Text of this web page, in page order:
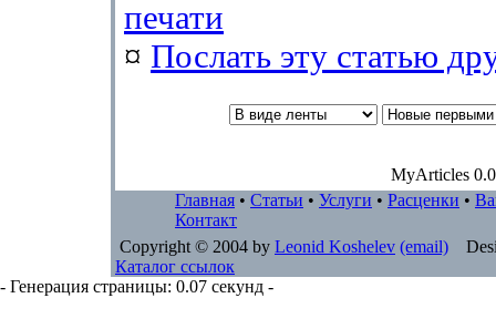
печати
¤ Послать эту cтатью
MyArticles
Главная • Статьи • Услуги • Расценки •
Контакт
Copyright © 2004 by Leonid Koshelev (email)
Каталог ссылок
- Генерация страницы: 0.07 секунд -